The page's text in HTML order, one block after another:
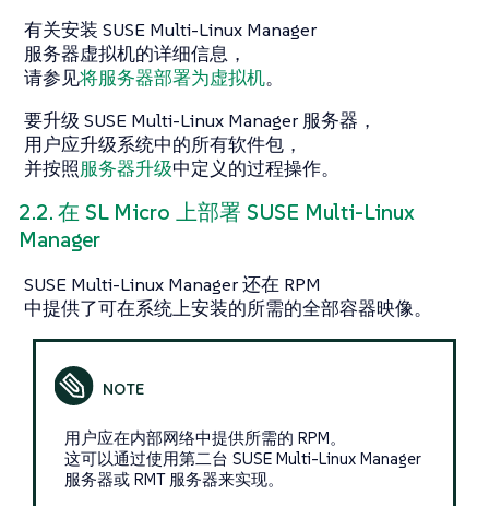
有关安装 SUSE Multi-Linux Manager
服务器虚拟机的详细信息，
请参见将服务器部署为虚拟机。
要升级 SUSE Multi-Linux Manager 服务器，
用户应升级系统中的所有软件包，
并按照服务器升级中定义的过程操作。
2.2. 在 SL Micro 上部署 SUSE Multi-Linux
Manager
SUSE Multi-Linux Manager 还在 RPM
中提供了可在系统上安装的所需的全部容器映像。
用户应在内部网络中提供所需的 RPM。
这可以通过使用第二台 SUSE Multi-Linux Manager
服务器或 RMT 服务器来实现。